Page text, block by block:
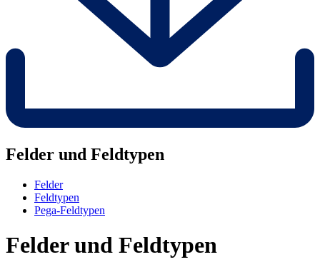
Felder und Feldtypen
Felder
Feldtypen
Pega-Feldtypen
Felder und Feldtypen